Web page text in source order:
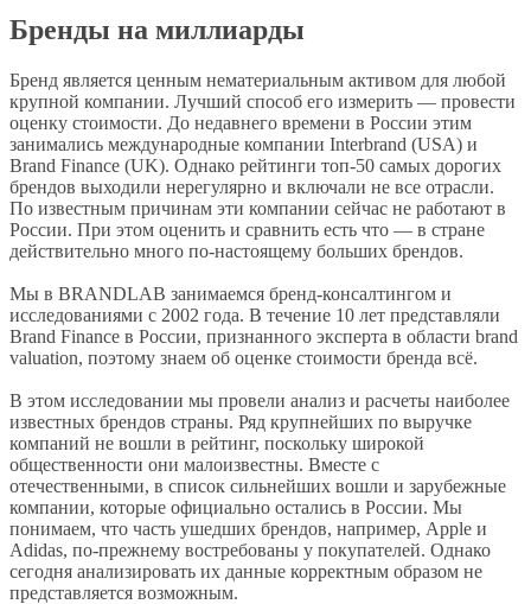
Бренды на миллиарды
Бренд является ценным нематериальным активом для любой
крупной компании. Лучший способ его измерить — провести
оценку стоимости. До недавнего времени в России этим
занимались международные компании Interbrand (USA) и
Brand Finance (UK). Однако рейтинги топ-50 самых дорогих
брендов выходили нерегулярно и включали не все отрасли.
По известным причинам эти компании сейчас не работают в
России. При этом оценить и сравнить есть что — в стране
действительно много по-настоящему больших брендов.
Мы в BRANDLAB занимаемся бренд-консалтингом и
исследованиями с 2002 года. В течение 10 лет представляли
Brand Finance в России, признанного эксперта в области brand
valuation, поэтому знаем об оценке стоимости бренда всё.
В этом исследовании мы провели анализ и расчеты наиболее
известных брендов страны. Ряд крупнейших по выручке
компаний не вошли в рейтинг, поскольку широкой
общественности они малоизвестны. Вместе с
отечественными, в список сильнейших вошли и зарубежные
компании, которые официально остались в России. Мы
понимаем, что часть ушедших брендов, например, Apple и
Adidas, по-прежнему востребованы у покупателей. Однако
сегодня анализировать их данные корректным образом не
представляется возможным.